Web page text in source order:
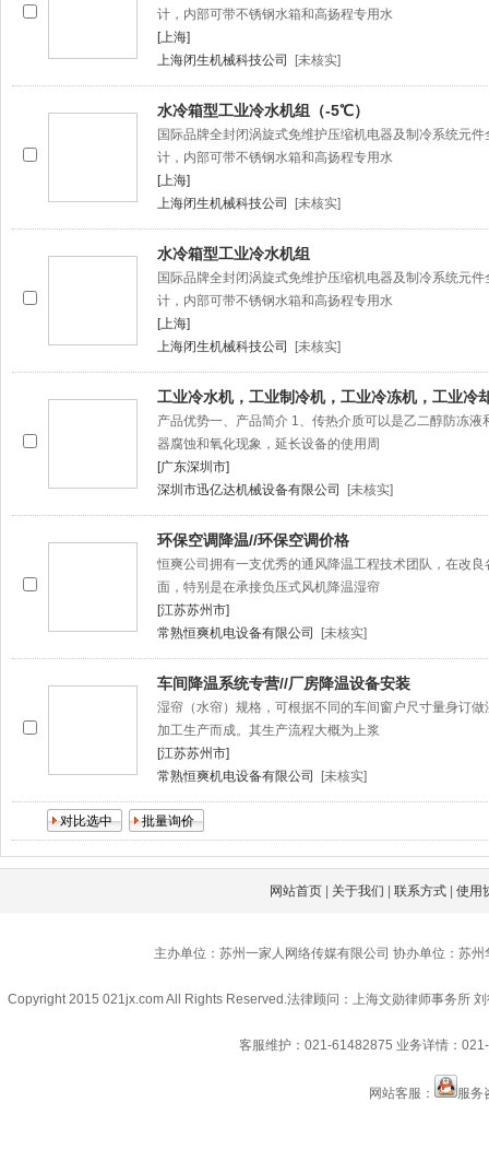
计，内部可带不锈钢水箱和高扬程专用水
[上海]
上海闭生机械科技公司
[未核实]
水冷箱型工业冷水机组（-5℃）
国际品牌全封闭涡旋式免维护压缩机电器及制冷系统元
计，内部可带不锈钢水箱和高扬程专用水
[上海]
上海闭生机械科技公司
[未核实]
水冷箱型工业冷水机组
国际品牌全封闭涡旋式免维护压缩机电器及制冷系统元
计，内部可带不锈钢水箱和高扬程专用水
[上海]
上海闭生机械科技公司
[未核实]
工业冷水机，工业制冷机，工业冷冻机，工业冷
产品优势一、产品简介 1、传热介质可以是乙二醇防冻
器腐蚀和氧化现象，延长设备的使用周
[广东深圳市]
深圳市迅亿达机械设备有限公司
[未核实]
环保空调降温//环保空调价格
恒爽公司拥有一支优秀的通风降温工程技术团队，在改
面，特别是在承接负压式风机降温湿帘
[江苏苏州市]
常熟恒爽机电设备有限公司
[未核实]
车间降温系统专营//厂房降温设备安装
湿帘（水帘）规格，可根据不同的车间窗户尺寸量身订
加工生产而成。其生产流程大概为上浆
[江苏苏州市]
常熟恒爽机电设备有限公司
[未核实]
网站首页 关于我们 |联系方式 |使用
主办单位：苏州一家人网络传媒有限公司 协办单位：苏
Copyright 2015 021jx.com All Rights Reserved.法律顾问：上海文勋律师事务所
客服维护：021-61482875 业务详情：
网站客服： 服务